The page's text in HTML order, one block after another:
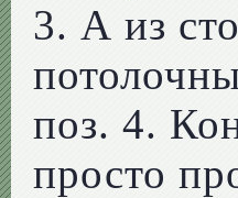
3. А из
поз. 4.
просто